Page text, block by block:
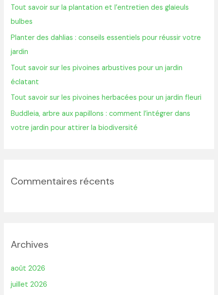
c
h
e
r
:
Tout savoir sur la plantation et l’entretien des glaïeuls
bulbes
Planter des dahlias : conseils essentiels pour réussir votre
jardin
Tout savoir sur les pivoines arbustives pour un jardin
éclatant
Tout savoir sur les pivoines herbacées pour un jardin fleuri
Buddleia, arbre aux papillons : comment l’intégrer dans
votre jardin pour attirer la biodiversité
Commentaires récents
Archives
août 2026
juillet 2026